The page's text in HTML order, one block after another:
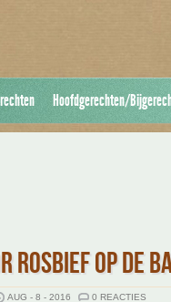
Hoofdgerechten/
ROSBIEF OP DE
AUG - 8 - 2016 0 REACTIES